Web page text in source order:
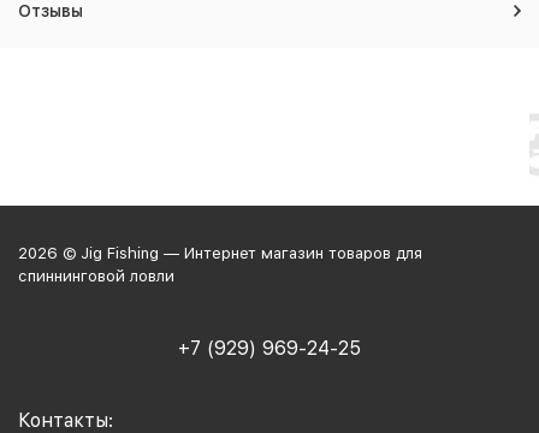
Отзывы
2026 © Jig Fishing — Интернет магазин товаров для
спиннинговой ловли
+7 (929) 969-24-25
Контакты: